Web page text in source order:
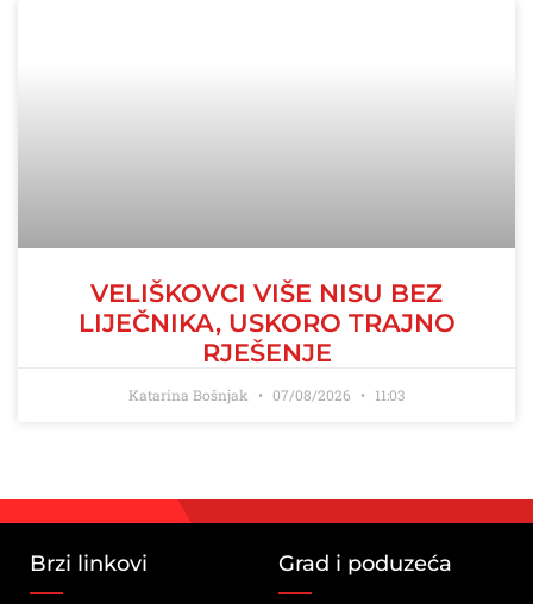
VELIŠKOVCI VIŠE NISU BEZ
LIJEČNIKA, USKORO TRAJNO
RJEŠENJE
Katarina Bošnjak 07/08/2026 11:03
Brzi linkovi Grad i poduzeća